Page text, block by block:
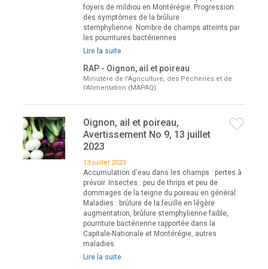
foyers de mildiou en Montérégie. Progression
des symptômes de la brûlure
stemphylienne. Nombre de champs atteints par
les pourritures bactériennes
Lire la suite
RAP - Oignon, ail et poireau
Ministère de l'Agriculture, des Pêcheries et de
l'Alimentation (MAPAQ)
Oignon, ail et poireau,
Avertissement No 9, 13 juillet
2023
13 juillet 2023
Accumulation d'eau dans les champs : pertes à
prévoir. Insectes : peu de thrips et peu de
dommages de la teigne du poireau en général.
Maladies : brûlure de la feuille en légère
augmentation, brûlure stemphylienne faible,
pourriture bactérienne rapportée dans la
Capitale-Nationale et Montérégie, autres
maladies
Lire la suite